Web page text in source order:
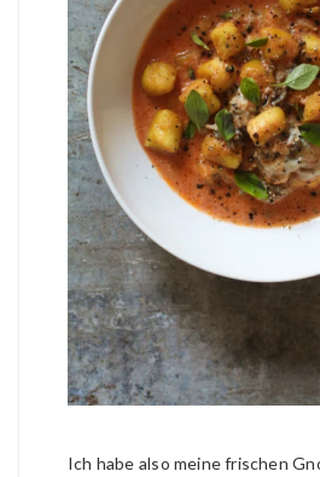
Ich habe also meine frischen